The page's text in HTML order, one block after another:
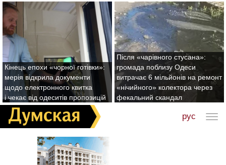
Кінець епохи «чорної готівки»:
мерія відкрила документи
щодо електронного квитка
і чекає від одеситів пропозицій
Після «чарівного стусана»:
громада поблизу Одеси
витрачає 6 мільйонів на ремонт
«нічийного» колектора через
фекальний скандал
рус